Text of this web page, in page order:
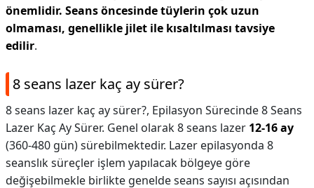
önemlidir. Seans öncesinde tüylerin çok uzun
olmaması, genellikle jilet ile kısaltılması tavsiye
edilir.
8 seans lazer kaç ay sürer?
8 seans lazer kaç ay sürer?, Epilasyon Sürecinde 8 Seans
Lazer Kaç Ay Sürer. Genel olarak 8 seans lazer 12-16 ay
(360-480 gün) sürebilmektedir. Lazer epilasyonda 8
seanslık süreçler işlem yapılacak bölgeye göre
değişebilmekle birlikte genelde seans sayısı açısından